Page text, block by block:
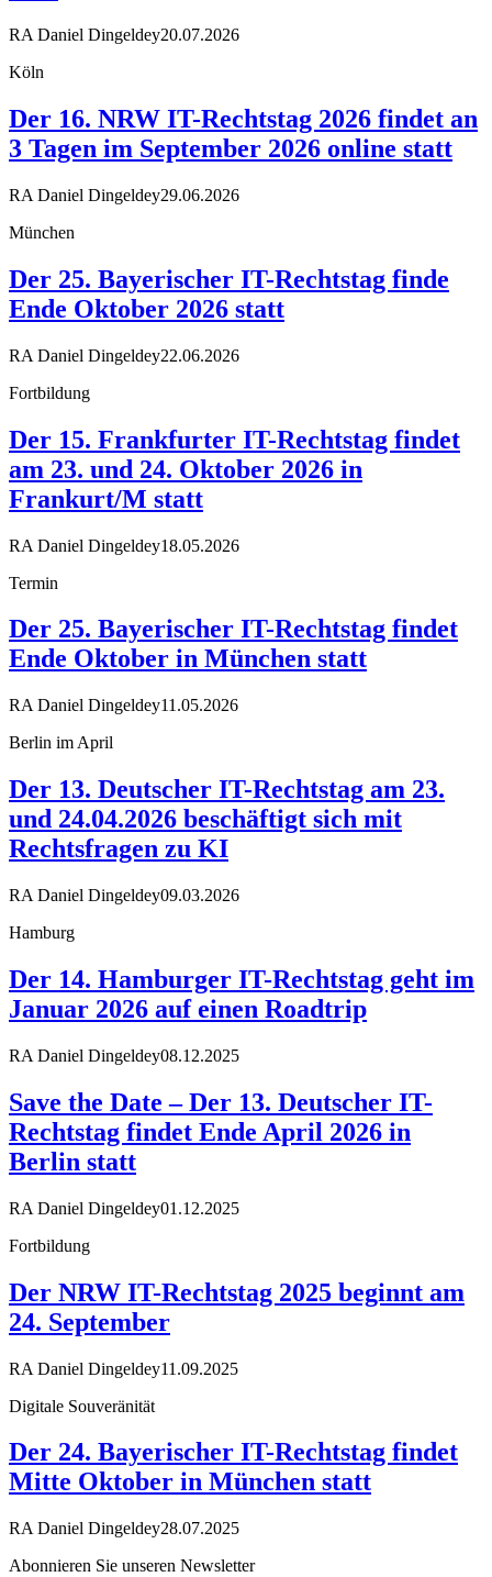
RA Daniel Dingeldey20.07.2026
Köln
Der 16. NRW IT-Rechtstag 2026 findet an
3 Tagen im September 2026 online statt
RA Daniel Dingeldey29.06.2026
München
Der 25. Bayerischer IT-Rechtstag finde
Ende Oktober 2026 statt
RA Daniel Dingeldey22.06.2026
Fortbildung
Der 15. Frankfurter IT-Rechtstag findet
am 23. und 24. Oktober 2026 in
Frankurt/M statt
RA Daniel Dingeldey18.05.2026
Termin
Der 25. Bayerischer IT-Rechtstag findet
Ende Oktober in München statt
RA Daniel Dingeldey11.05.2026
Berlin im April
Der 13. Deutscher IT-Rechtstag am 23.
und 24.04.2026 beschäftigt sich mit
Rechtsfragen zu KI
RA Daniel Dingeldey09.03.2026
Hamburg
Der 14. Hamburger IT-Rechtstag geht im
Januar 2026 auf einen Roadtrip
RA Daniel Dingeldey08.12.2025
Save the Date – Der 13. Deutscher IT-
Rechtstag findet Ende April 2026 in
Berlin statt
RA Daniel Dingeldey01.12.2025
Fortbildung
Der NRW IT-Rechtstag 2025 beginnt am
24. September
RA Daniel Dingeldey11.09.2025
Digitale Souveränität
Der 24. Bayerischer IT-Rechtstag findet
Mitte Oktober in München statt
RA Daniel Dingeldey28.07.2025
Abonnieren Sie unseren Newsletter